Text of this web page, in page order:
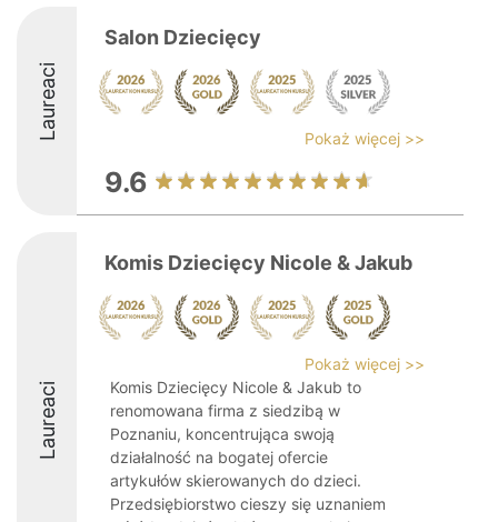
Laureaci
Salon Dziecięcy
Pokaż więcej >>
9.6
Laureaci
Komis Dziecięcy Nicole & Jakub
Pokaż więcej >>
Komis Dziecięcy Nicole & Jakub to
renomowana firma z siedzibą w
Poznaniu, koncentrująca swoją
działalność na bogatej ofercie
artykułów skierowanych do dzieci.
Przedsiębiorstwo cieszy się uznaniem